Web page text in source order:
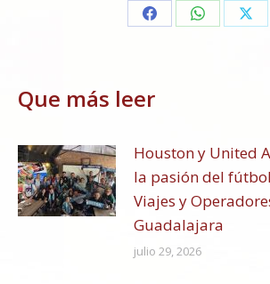
Share Share
Que más leer
Houston y United
la pasión del
Viajes y
Guadalajara
julio 29, 2026